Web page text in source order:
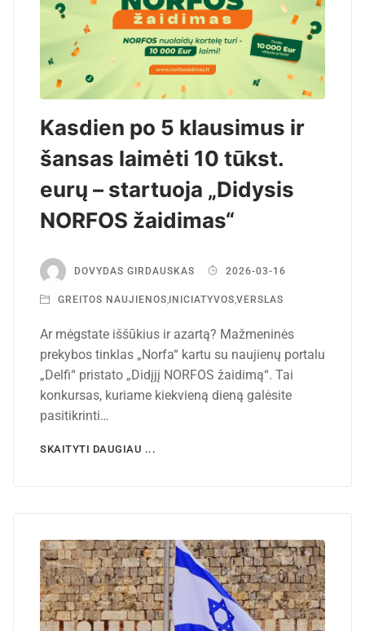
Kasdien po 5 klausimus ir
šansas laimėti 10 tūkst.
eurų – startuoja „Didysis
NORFOS žaidimas“
DOVYDAS GIRDAUSKAS 2026-03-16
GREITOS NAUJIENOS INICIATYVOS VERSLAS
Ar mėgstate iššūkius ir azartą? Mažmeninės
prekybos tinklas „Norfa“ kartu su naujienų portalu
„Delfi“ pristato „Didįjį NORFOS žaidimą“. Tai
konkursas, kuriame kiekvieną dieną galėsite
pasitikrinti…
SKAITYTI DAUGIAU ...